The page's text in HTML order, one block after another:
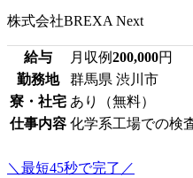
株式会社BREXA Next
給与 月収例200,000円
勤務地
群馬県 渋川市
寮・社宅 あり（無料）
仕事内容 化学系工場での検
＼最短45秒で完了／